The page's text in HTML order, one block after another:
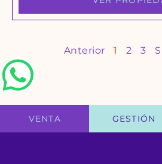
Anterior 1 2 3
VENTA GESTIÓN